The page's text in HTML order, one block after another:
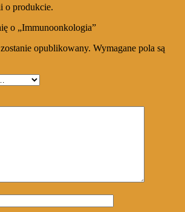
o produkcie.
o „Immunoonkologia”
opublikowany. Wymagane pola są